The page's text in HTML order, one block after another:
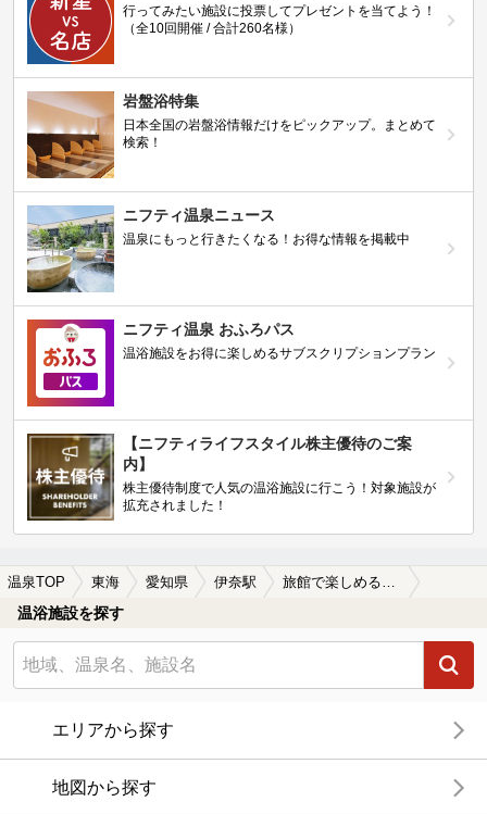
行ってみたい施設に投票してプレゼントを当てよう！
（全10回開催 / 合計260名様）
岩盤浴特集
日本全国の岩盤浴情報だけをピックアップ。まとめて
検索！
ニフティ温泉ニュース
温泉にもっと行きたくなる！お得な情報を掲載中
ニフティ温泉 おふろパス
温浴施設をお得に楽しめるサブスクリプションプラン
【ニフティライフスタイル株主優待のご案
内】
株主優待制度で人気の温浴施設に行こう！対象施設が
拡充されました！
温泉TOP 東海 愛知県 伊奈駅 旅館で楽しめる伊奈駅近くの温泉、日帰り温泉、スーパー銭湯おすすめ
温浴施設を探す
エリアから探す
地図から探す